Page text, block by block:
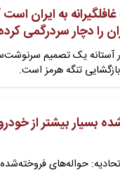
به کام بیگانگان! چرا ماجرای
دوم کند شد
با رویه جدید ارز اشخاص شدند؟
به ایران است
را دچار سردرگمی
آستانه یک تصمیم
تنگه هرمز است.
بسیار بیشتر از
حواله‌های فروخته‌شده